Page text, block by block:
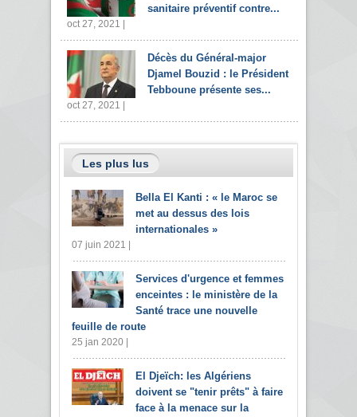
sanitaire préventif contre...
oct 27, 2021 |
Décès du Général-major
Djamel Bouzid : le Président
Tebboune présente ses...
oct 27, 2021 |
Les plus lus
Bella El Kanti : « le Maroc se
met au dessus des lois
internationales »
07 juin 2021 |
Services d'urgence et femmes
enceintes : le ministère de la
Santé trace une nouvelle
feuille de route
25 jan 2020 |
El Djeïch: les Algériens
doivent se "tenir prêts" à faire
face à la menace sur la